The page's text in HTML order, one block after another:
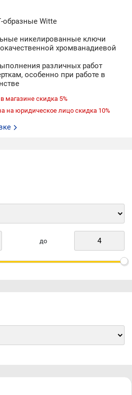
образные Witte
никелированные ключи
хромванадиевой
различных работ
особенно при работе в
магазине скидка 5%
на юридическое лицо скидка 10%
до